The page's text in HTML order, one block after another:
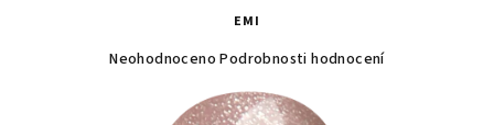
EMI
Průměrné
Neohodnoceno Podrobnosti hodnocení